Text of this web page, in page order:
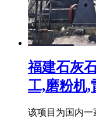
福建石灰
工,磨粉机,
该项目为国内一